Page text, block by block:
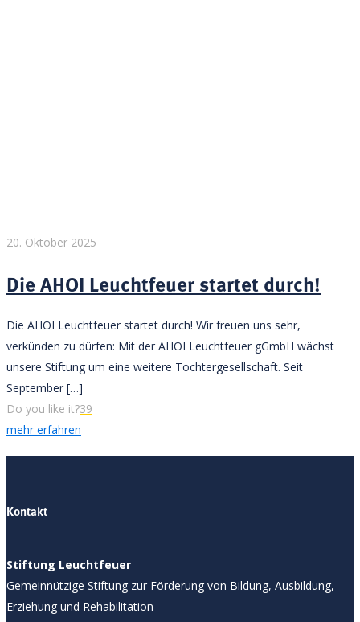
20. Oktober 2025
Die AHOI Leuchtfeuer startet durch!
Die AHOI Leuchtfeuer startet durch! Wir freuen uns sehr,
verkünden zu dürfen: Mit der AHOI Leuchtfeuer gGmbH wächst
unsere Stiftung um eine weitere Tochtergesellschaft. Seit
September […]
Do you like it?39
mehr erfahren
Kontakt
Stiftung Leuchtfeuer
Gemeinnützige Stiftung zur Förderung von Bildung, Ausbildung,
Erziehung und Rehabilitation